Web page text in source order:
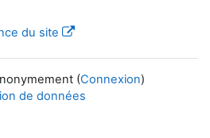
du site
(Connexion)
de données